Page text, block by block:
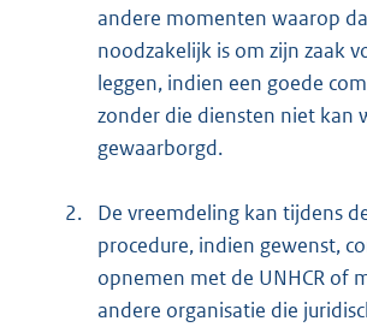
andere momenten waarop
noodzakelijk is om zijn zaak
leggen, indien een goede
zonder die diensten niet kan
gewaarborgd.
2.
De vreemdeling kan tijdens
procedure, indien gewenst,
opnemen met de UNHCR of
andere organisatie die